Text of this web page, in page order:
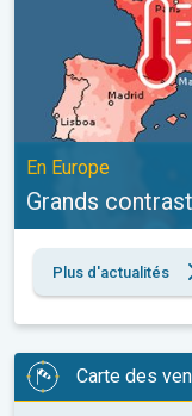
En Europe
Grands
Plus d'actualités
Carte des